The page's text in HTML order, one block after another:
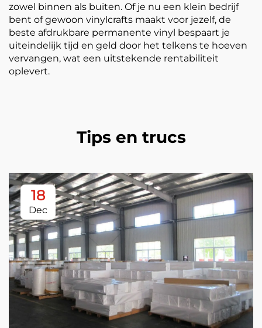
zowel binnen als buiten. Of je nu een klein bedrijf
bent of gewoon vinylcrafts maakt voor jezelf, de
beste afdrukbare permanente vinyl bespaart je
uiteindelijk tijd en geld door het telkens te hoeven
vervangen, wat een uitstekende rentabiliteit
oplevert.
Tips en trucs
18
Dec